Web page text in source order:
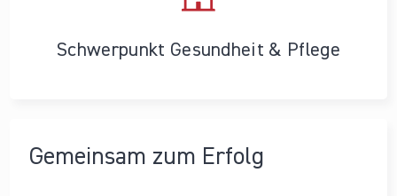
Schwerpunkt Gesundheit & Pflege
Gemeinsam zum Erfolg